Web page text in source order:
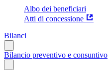
Albo dei beneficiari
Atti di concessione
Bilanci
Bilancio preventivo e consuntivo